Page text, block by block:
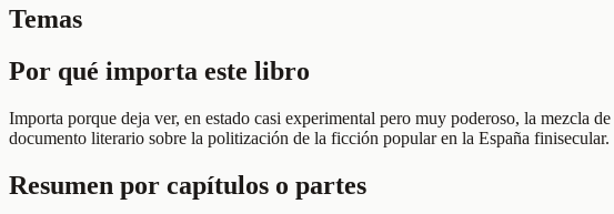
Temas
Por qué importa este libro
Importa porque deja ver, en estado casi experimental pero muy poderoso, la mezcla
documento literario sobre la politización de la ficción popular en la España finisecular.
Resumen por capítulos o partes